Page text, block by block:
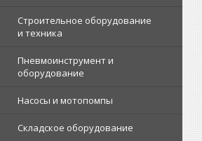
Строительное оборудование
и техника
Пневмоинструмент и
оборудование
Насосы и мотопомпы
Складское оборудование